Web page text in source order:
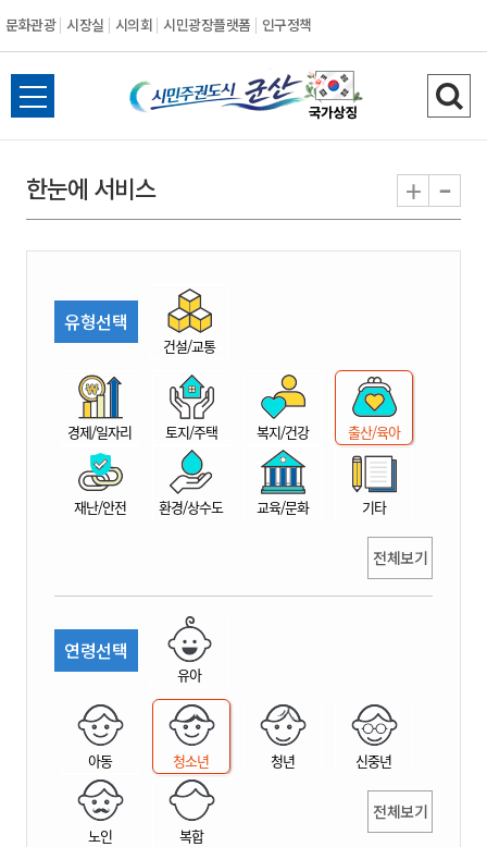
문화관광 시장실 시의회 시민광장플랫폼 인구정책
시
민
권
시
산
전
체
뉴
열
검
색
기
한눈에 서비스 + -
유형선택
건설/교통
경제/일자리 토지/주택 복지/건강 출산/육아
재난/안전 환경/상수도 교육/문화 기타
전체보기
연령선택
유아
아동 청소년 청년 신중년
노인 복합
전체보기